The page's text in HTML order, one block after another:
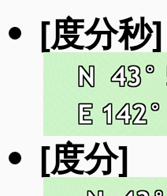
[度分秒]
[度分]